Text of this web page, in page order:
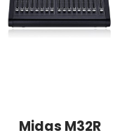
Midas M32R